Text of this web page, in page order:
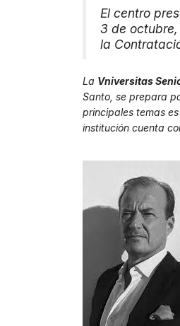
El centro
3 de
la
La Vniversitas
Santo, se prepara
principales temas
institución cuenta